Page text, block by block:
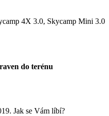
4X 3.0, Skycamp Mini 3.0
do terénu
Jak se Vám líbí?